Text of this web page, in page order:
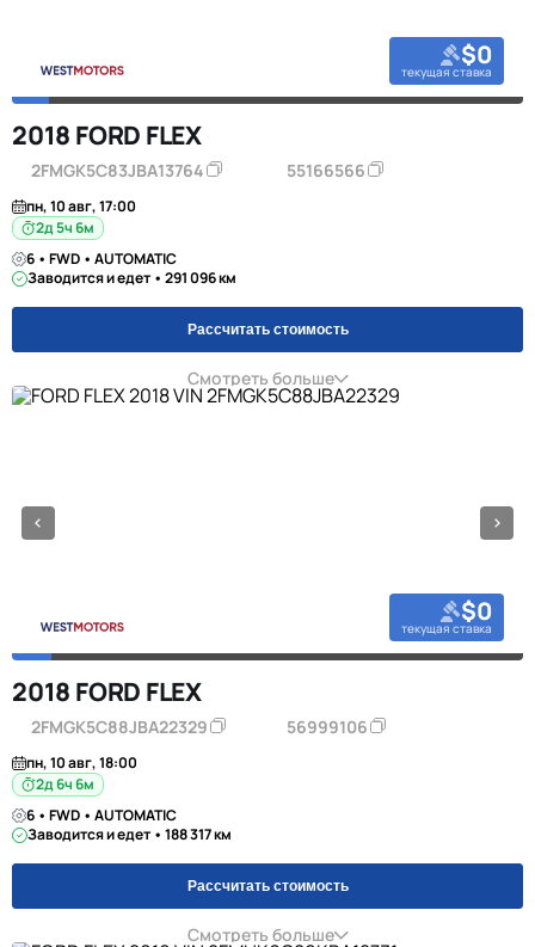
$0
текущая ставка
2018 FORD FLEX
2FMGK5C83JBA13764 55166566
пн, 10 авг, 17:00
2д 5ч 6м
6 • FWD • AUTOMATIC
Заводится и едет • 291 096 км
Рассчитать стоимость
Смотреть больше
$0
текущая ставка
2018 FORD FLEX
2FMGK5C88JBA22329 56999106
пн, 10 авг, 18:00
2д 6ч 6м
6 • FWD • AUTOMATIC
Заводится и едет • 188 317 км
Рассчитать стоимость
Смотреть больше